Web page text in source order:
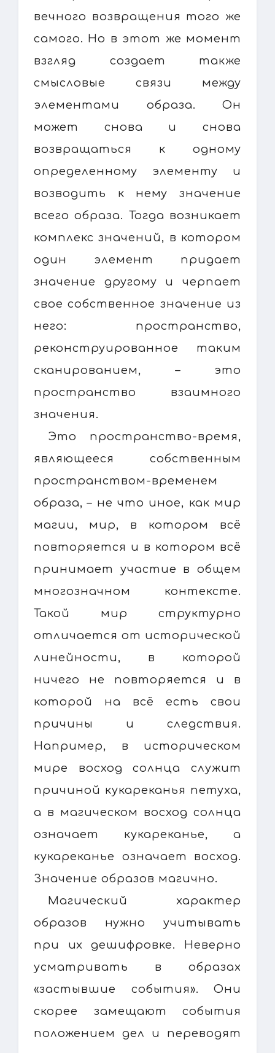
вечного возвращения того же
самого. Но в этот же момент
взгляд создает также
смысловые связи между
элементами образа. Он
может снова и снова
возвращаться к одному
определенному элементу и
возводить к нему значение
всего образа. Тогда возникает
комплекс значений, в котором
один элемент придает
значение другому и черпает
свое собственное значение из
него: пространство,
реконструированное таким
сканированием, – это
пространство взаимного
значения.
Это пространство-время,
являющееся собственным
пространством-временем
образа, – не что иное, как мир
магии, мир, в котором всё
повторяется и в котором всё
принимает участие в общем
многозначном контексте.
Такой мир структурно
отличается от исторической
линейности, в которой
ничего не повторяется и в
которой на всё есть свои
причины и следствия.
Например, в историческом
мире восход солнца служит
причиной кукареканья петуха,
а в магическом восход солнца
означает кукареканье, а
кукареканье означает восход.
Значение образов магично.
Магический характер
образов нужно учитывать
при их дешифровке. Неверно
усматривать в образах
«застывшие события». Они
скорее замещают события
положением дел и переводят